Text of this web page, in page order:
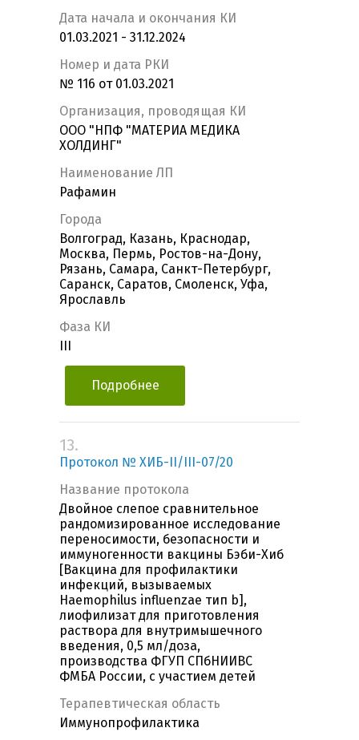
Дата начала и окончания КИ
01.03.2021 - 31.12.2024
Номер и дата РКИ
№ 116 от 01.03.2021
Организация, проводящая КИ
ООО "НПФ "МАТЕРИА МЕДИКА
ХОЛДИНГ"
Наименование ЛП
Рафамин
Города
Волгоград, Казань, Краснодар,
Москва, Пермь, Ростов-на-Дону,
Рязань, Самара, Санкт-Петербург,
Саранск, Саратов, Смоленск, Уфа,
Ярославль
Фаза КИ
Подробнее
13.
Протокол № ХИБ-II/III-07/20
Название протокола
Двойное слепое сравнительное
рандомизированное исследование
переносимости, безопасности и
иммуногенности вакцины Бэби-Хиб
[Вакцина для профилактики
инфекций, вызываемых
Haemophilus influenzae тип b],
лиофилизат для приготовления
раствора для внутримышечного
введения, 0,5 мл/доза,
производства ФГУП СПбНИИВС
ФМБА России, с участием детей
Терапевтическая область
Иммунопрофилактика